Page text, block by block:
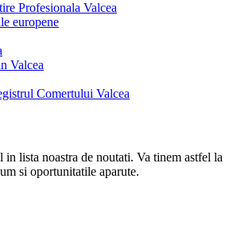
Profesionala Valcea
europene
Valcea
Comertului Valcea
lista noastra de noutati. Va tinem astfel la
si oportunitatile aparute.